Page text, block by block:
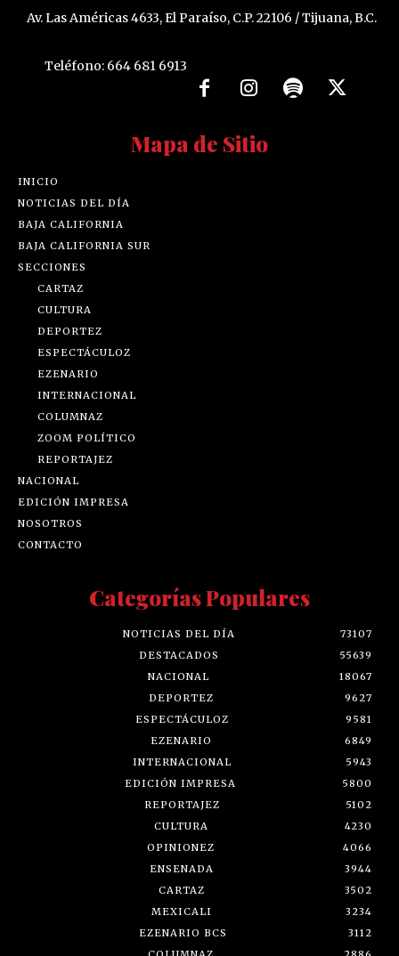
Av. Las Américas 4633, El Paraíso, C.P. 22106 / Tijuana, B.C.
Teléfono: 664 681 6913
Mapa de Sitio
INICIO
NOTICIAS DEL DÍA
BAJA CALIFORNIA
BAJA CALIFORNIA SUR
SECCIONES
CARTAZ
CULTURA
DEPORTEZ
ESPECTÁCULOZ
EZENARIO
INTERNACIONAL
COLUMNAZ
ZOOM POLÍTICO
REPORTAJEZ
NACIONAL
EDICIÓN IMPRESA
NOSOTROS
CONTACTO
Categorías Populares
NOTICIAS DEL DÍA
73107
DESTACADOS
55639
NACIONAL
18067
DEPORTEZ
9627
ESPECTÁCULOZ
9581
EZENARIO
6849
INTERNACIONAL
5943
EDICIÓN IMPRESA
5800
REPORTAJEZ
5102
CULTURA
4230
OPINIONEZ
4066
ENSENADA
3944
CARTAZ
3502
MEXICALI
3234
EZENARIO BCS
3112